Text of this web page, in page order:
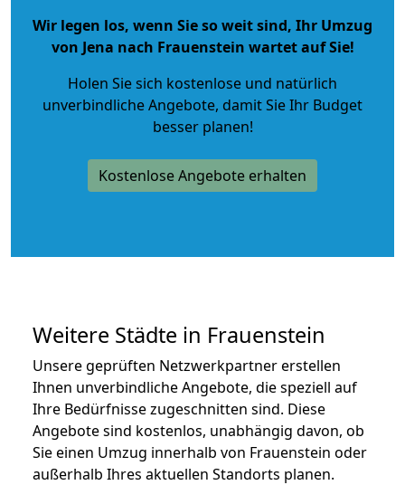
Wir legen los, wenn Sie so weit sind, Ihr Umzug
von Jena nach Frauenstein wartet auf Sie!
Holen Sie sich kostenlose und natürlich
unverbindliche Angebote, damit Sie Ihr Budget
besser planen!
Kostenlose Angebote erhalten
Weitere Städte in Frauenstein
Unsere geprüften Netzwerkpartner erstellen
Ihnen unverbindliche Angebote, die speziell auf
Ihre Bedürfnisse zugeschnitten sind. Diese
Angebote sind kostenlos, unabhängig davon, ob
Sie einen Umzug innerhalb von Frauenstein oder
außerhalb Ihres aktuellen Standorts planen.